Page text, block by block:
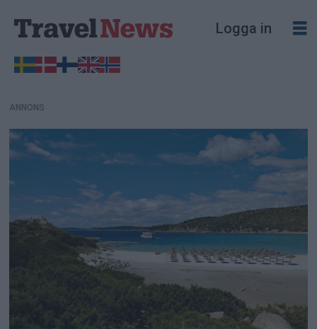
Logga in
ANNONS